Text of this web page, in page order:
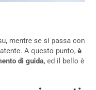
mentre se si passa con
A questo punto, è
di guida, ed il bello è